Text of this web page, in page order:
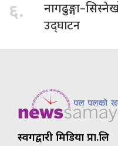
६.
उद्घाटन
स्वर्गद्वारी मिडिया प्रा.लि